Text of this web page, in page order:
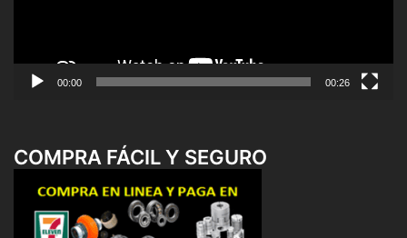
00:00 00:26
COMPRA FÁCIL Y SEGURO